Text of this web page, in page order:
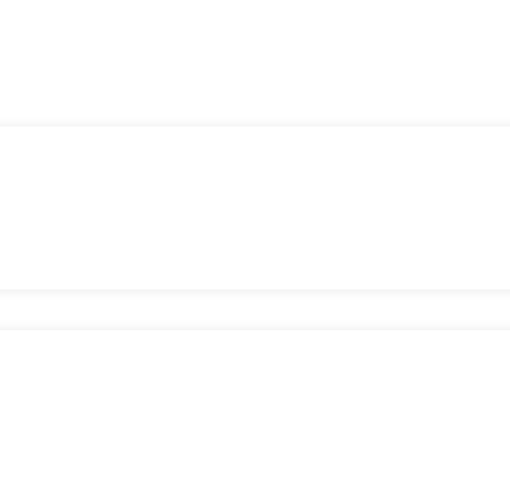
senza complicazioni.
del mercato.
piattaforme e dApp.